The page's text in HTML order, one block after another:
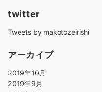
twitter
Tweets by makotozeirishi
アーカイブ
2019年10月
2019年9月